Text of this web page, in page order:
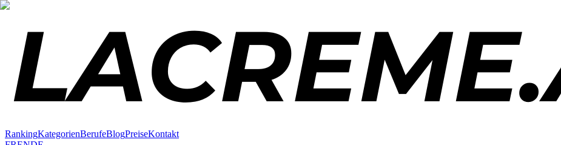
RankingKategorienBerufeBlogPreiseKontakt